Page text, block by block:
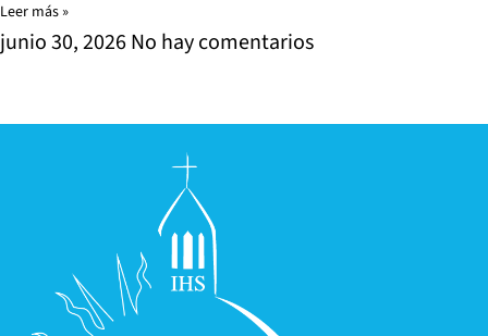
Leer más »
junio 30, 2026No hay comentarios